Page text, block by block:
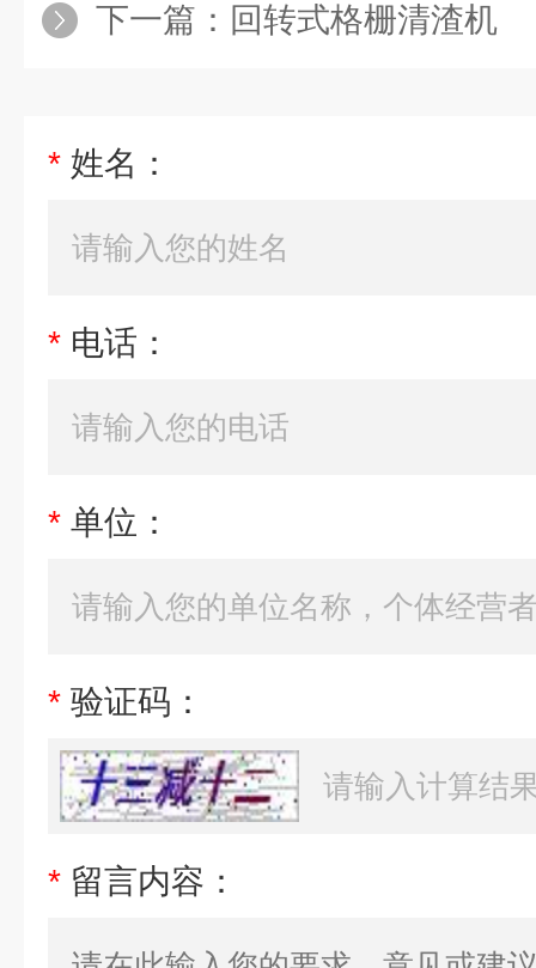
下一篇： 回转式格栅清渣机
* 姓名：
* 电话：
* 单位：
* 验证码：
* 留言内容：